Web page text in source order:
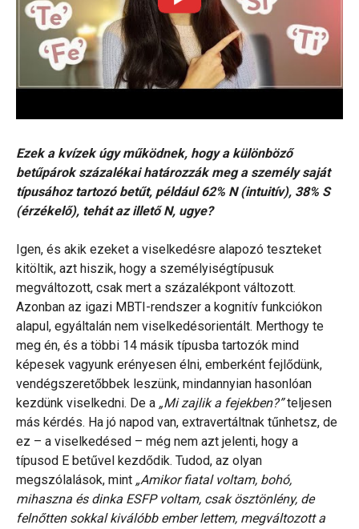
Ezek a kvízek úgy működnek, hogy a különböző
betűpárok százalékai határozzák meg a személy saját
típusához tartozó betűt, például 62% N (intuitív), 38% S
(érzékelő), tehát az illető N, ugye?
Igen, és akik ezeket a viselkedésre alapozó teszteket
kitöltik, azt hiszik, hogy a személyiségtípusuk
megváltozott, csak mert a százalékpont változott.
Azonban az igazi MBTI-rendszer a kognitív funkciókon
alapul, egyáltalán nem viselkedésorientált. Merthogy te
meg én, és a többi 14 másik típusba tartozók mind
képesek vagyunk erényesen élni, emberként fejlődünk,
vendégszeretőbbek leszünk, mindannyian hasonlóan
kezdünk viselkedni. De a „Mi zajlik a fejekben?”teljesen
más kérdés. Ha jó napod van, extravertáltnak tűnhetsz, de
ez – a viselkedésed – még nem azt jelenti, hogy a
típusod E betűvel kezdődik. Tudod, az olyan
megszólalások, mint „Amikor fiatal voltam, bohó,
mihaszna és dinka ESFP voltam, csak ösztönlény, de
felnőtten sokkal kiválóbb ember lettem, megváltozott a